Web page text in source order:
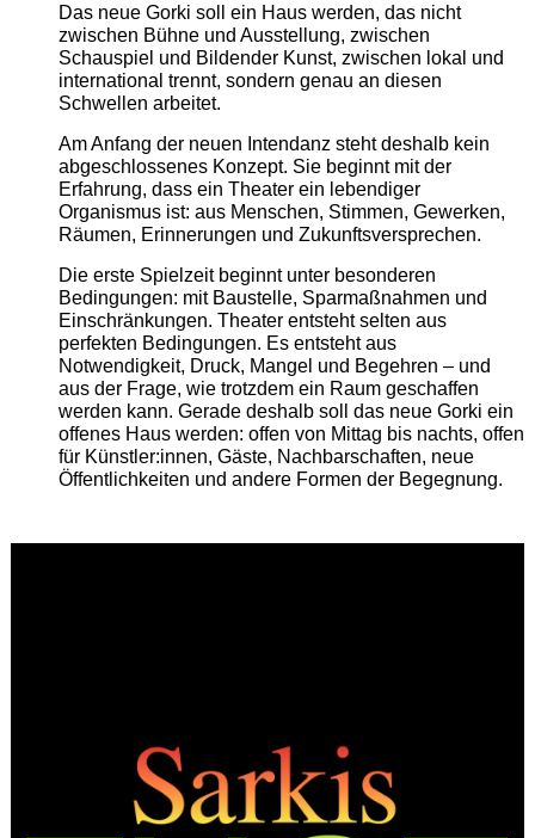
Das neue Gorki soll ein Haus werden, das nicht
zwischen Bühne und Ausstellung, zwischen
Schauspiel und Bildender Kunst, zwischen lokal und
international trennt, sondern genau an diesen
Schwellen arbeitet.
Am Anfang der neuen Intendanz steht deshalb kein
abgeschlossenes Konzept. Sie beginnt mit der
Erfahrung, dass ein Theater ein lebendiger
Organismus ist: aus Menschen, Stimmen, Gewerken,
Räumen, Erinnerungen und Zukunftsversprechen.
Die erste Spielzeit beginnt unter besonderen
Bedingungen: mit Baustelle, Sparmaßnahmen und
Einschränkungen. Theater entsteht selten aus
perfekten Bedingungen. Es entsteht aus
Notwendigkeit, Druck, Mangel und Begehren – und
aus der Frage, wie trotzdem ein Raum geschaffen
werden kann. Gerade deshalb soll das neue Gorki ein
offenes Haus werden: offen von Mittag bis nachts, offen
für Künstler:innen, Gäste, Nachbarschaften, neue
Öffentlichkeiten und andere Formen der Begegnung.